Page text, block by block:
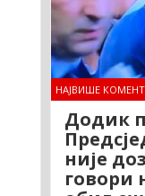
НАЈВИШЕ
Додик
није
говори